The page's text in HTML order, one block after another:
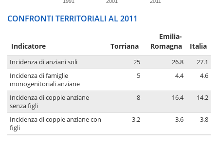
CONFRONTI TERRITORIALI AL 2011
Indicatore Torriana
Emilia-
Romagna
Italia
Incidenza di anziani soli 25 26.8
27.1
Incidenza di famiglie
monogenitoriali anziane
5 4.4 4.6
Incidenza di coppie anziane
senza figli
8 16.4 14.2
Incidenza di coppie anziane con
figli
3.2 3.6 3.8